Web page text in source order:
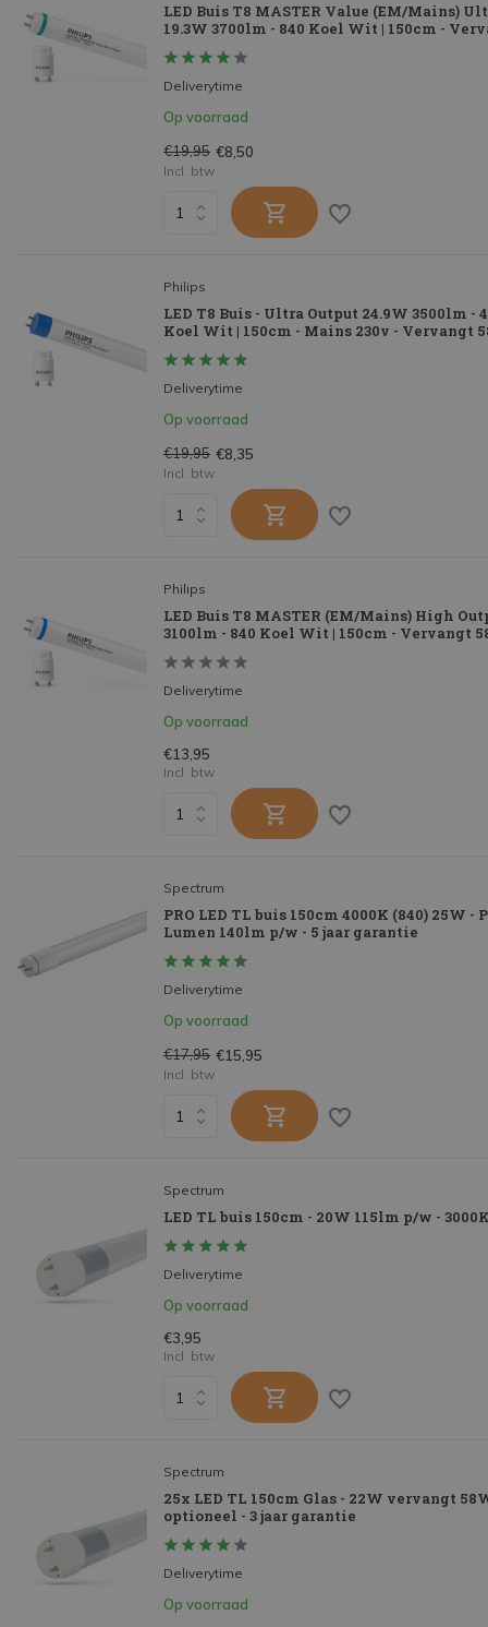
LED Buis T8 MASTER Value (EM/Mains)
19.3W 3700lm - 840 Koel Wit | 150cm -
Deliverytime
Op voorraad
€19,95 €8,50
Incl. btw
Philips
LED T8 Buis - Ultra Output 24.9W 3500lm -
Koel Wit | 150cm - Mains 230v - Vervangt
Deliverytime
Op voorraad
€19,95 €8,35
Incl. btw
Philips
LED Buis T8 MASTER (EM/Mains) High
3100lm - 840 Koel Wit | 150cm - Vervangt
Deliverytime
Op voorraad
€13,95
Incl. btw
Spectrum
PRO LED TL buis 150cm 4000K (840) 25W -
Lumen 140lm p/w - 5 jaar garantie
Deliverytime
Op voorraad
€17,95 €15,95
Incl. btw
Spectrum
LED TL buis 150cm - 20W 115lm p/w -
Deliverytime
Op voorraad
€3,95
Incl. btw
Spectrum
25x LED TL 150cm Glas - 22W vervangt
optioneel - 3 jaar garantie
Deliverytime
Op voorraad